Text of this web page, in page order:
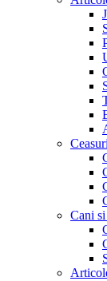
Ceasuri
Cani si